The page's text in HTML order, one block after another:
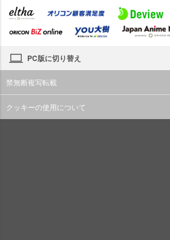
PC版に切り替え
禁無断複写転載
クッキーの使用について